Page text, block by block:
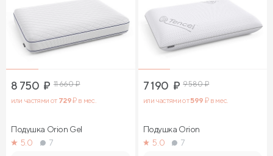
8 750 ₽ 11 660₽
или частями от 729₽ в мес.
Подушка Orion Gel
5.0
7
7 190 ₽ 9 580₽
или частями от599 ₽ в мес.
Подушка Orion
5.0
7